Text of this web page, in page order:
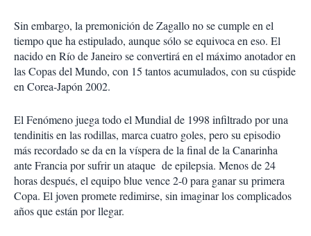
Sin embargo, la premonición de Zagallo no se cumple en el
tiempo que ha estipulado, aunque sólo se equivoca en eso. El
nacido en Río de Janeiro se convertirá en el máximo anotador en
las Copas del Mundo, con 15 tantos acumulados, con su cúspide
en Corea-Japón 2002.
El Fenómeno juega todo el Mundial de 1998 infiltrado por una
tendinitis en las rodillas, marca cuatro goles, pero su episodio
más recordado se da en la víspera de la final de la Canarinha
ante Francia por sufrir un ataque de epilepsia. Menos de 24
horas después, el equipo blue vence 2-0 para ganar su primera
Copa. El joven promete redimirse, sin imaginar los complicados
años que están por llegar.